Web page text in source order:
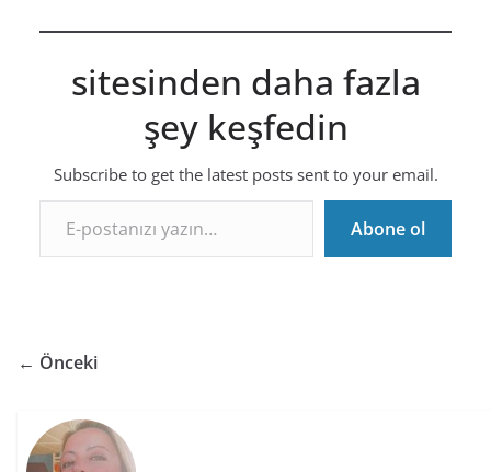
sitesinden daha fazla
şey keşfedin
Subscribe to get the latest posts sent to your email.
E-postanızı yazın…
Abone ol
← Önceki